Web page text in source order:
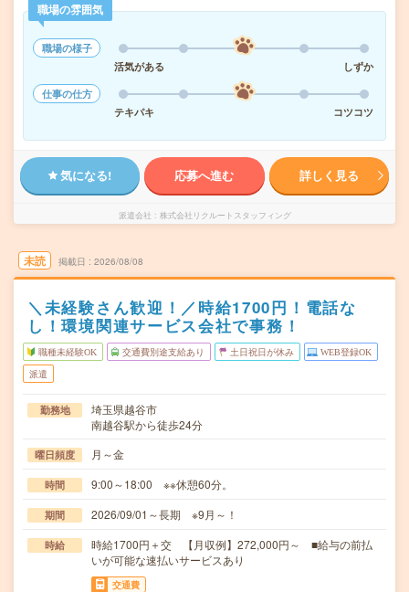
職場の雰囲気
職場の様子
活気がある
しずか
仕事の仕方
テキパキ
コツコツ
気になる! 応募へ進む 詳しく見る
派遣会社 株式会社リクルートスタッフィング
未読 掲載日 2026/08/08
＼未経験さん歓迎！／時給1700円！電話な
し！環境関連サービス会社で事務！
職種未経験OK 交通費別途支給あり 土日祝日が休み WEB登録OK
派遣
勤務地
埼玉県越谷市
南越谷駅から徒歩24分
曜日頻度 月～金
時間 9:00～18:00 ※※休憩60分。
期間 2026/09/01～長期 ※9月～！
時給
時給1700円＋交 【月収例】272,000円～ ■給与の前払
いが可能な速払いサービスあり
交通費